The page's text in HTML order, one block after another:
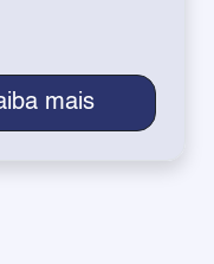
mais